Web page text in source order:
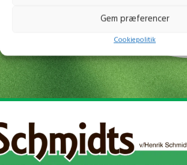
Gem præferencer
Cookiepolitik
Sværdlængde
Produktnavn -
Forbruger
Produktfarve